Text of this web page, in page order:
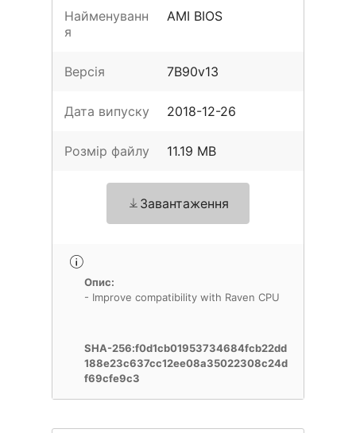
Найменуванн
я
AMI BIOS
Версія 7B90v13
Дата випуску 2018-12-26
Розмір файлу 11.19 MB
Завантаження
Опис:
- Improve compatibility with Raven CPU
SHA-256:f0d1cb01953734684fcb22dd
188e23c637cc12ee08a35022308c24d
f69cfe9c3